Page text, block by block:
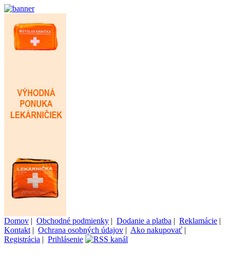
Domov | Obchodné podmienky | Dodanie a platba | Reklamácie |
Kontakt | Ochrana osobných údajov | Ako nakupovať |
Registrácia | Prihlásenie